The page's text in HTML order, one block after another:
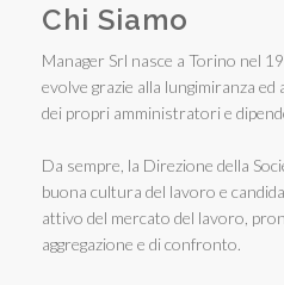
Chi Siamo
Manager Srl nasce a Torino nel
evolve grazie alla lungimiranza
dei propri amministratori e
Da sempre, la Direzione della
buona cultura del lavoro e
attivo del mercato del lavoro,
aggregazione e di confronto.